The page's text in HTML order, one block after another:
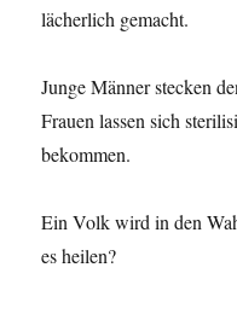
lächerlich gemacht.
Junge Männer stecken
Frauen lassen sich
bekommen.
Ein Volk wird in den
es heilen?